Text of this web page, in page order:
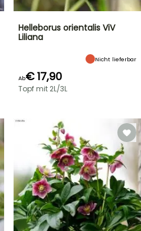
Helleborus orientalis ViV
Liliana
Nicht lieferbar
Ab€ 17,90
Topf mit 2L/3L